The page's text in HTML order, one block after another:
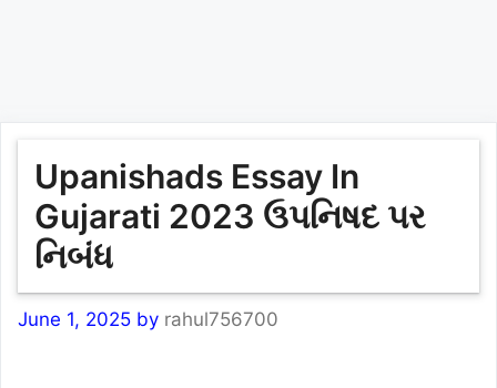
Upanishads Essay In
Gujarati 2023 ઉપનિષદ પર
નિબંધ
June 1, 2025 by rahul756700